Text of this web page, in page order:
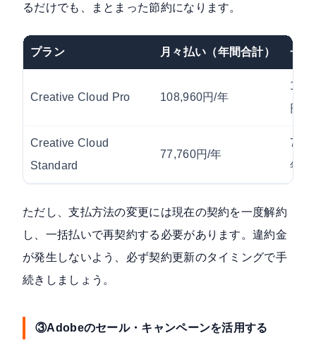
るだけでも、まとまった節約になります。
プラン 月々払い（年間合計） 一括
Creative Cloud Pro 108,960円/年
円/年
Creative Cloud
Standard
77,760円/年
年
ただし、支払方法の変更には現在の契約を一度解約
し、一括払いで再契約する必要があります。違約金
が発生しないよう、必ず契約更新のタイミングで手
続きしましょう。
③Adobeのセール・キャンペーンを活用する